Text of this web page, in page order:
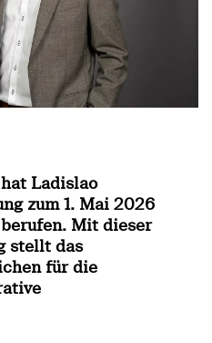
Ladislao
zum 1. Mai 2026
Mit dieser
stellt das
für die